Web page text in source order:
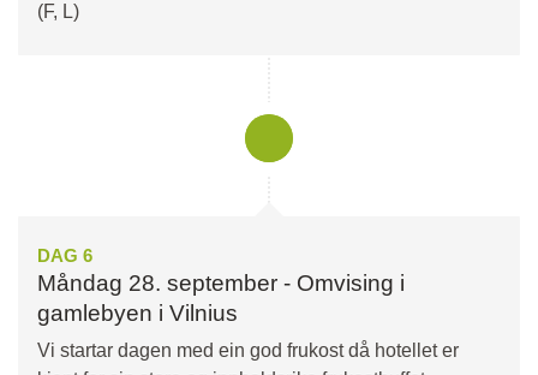
(F, L)
DAG 6
Måndag 28. september - Omvising i
gamlebyen i Vilnius
Vi startar dagen med ein god frukost då hotellet er